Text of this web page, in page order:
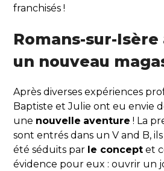
franchisés !
Romans-sur-
un nouveau
Après diverses expériences
Baptiste et Julie ont eu envie
une nouvelle aventure ! La
sont entrés dans un V and B,
été séduits par le concept et
évidence pour eux : ouvrir un